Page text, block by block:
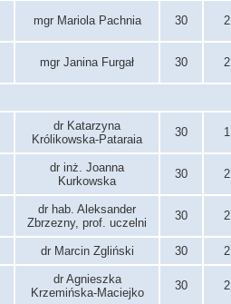
mgr Mariola Pachnia 30 2
mgr Janina Furgał 30 2
dr Katarzyna
Królikowska-Pataraia
30 1
dr inż. Joanna
Kurkowska
30 2
dr hab. Aleksander
Zbrzezny, prof. uczelni
30 2
dr Marcin Zgliński 30 2
dr Agnieszka
Krzemińska-Maciejko
30 2